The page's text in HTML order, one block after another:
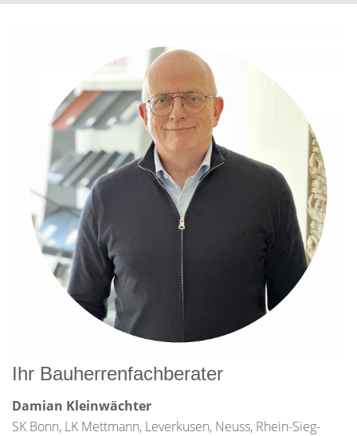
Ihr Bauherrenfachberater
Damian Kleinwächter
SK Bonn, LK Mettmann, Leverkusen, Neuss, Rhein-Sieg-